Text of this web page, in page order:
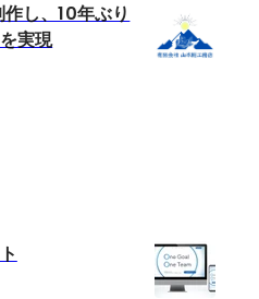
し、10年ぶり
実現